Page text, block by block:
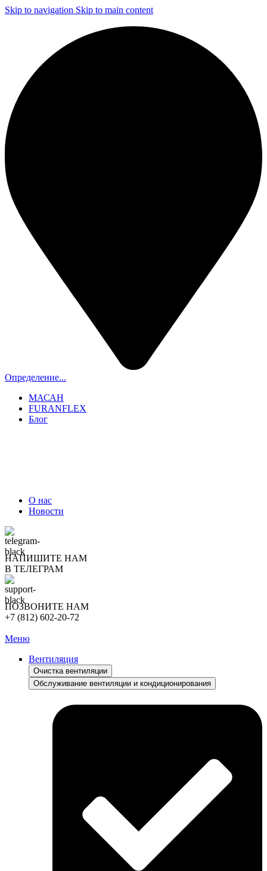
Skip to navigation Skip to main content
Определение...
МАСАН
FURANFLEX
Блог
О нас
Новости
НАПИШИТЕ НАМ
В ТЕЛЕГРАМ
ПОЗВОНИТЕ НАМ
+7 (812) 602-20-72
Меню
Вентиляция
Очистка вентиляции
Обслуживание вентиляции и кондиционирования